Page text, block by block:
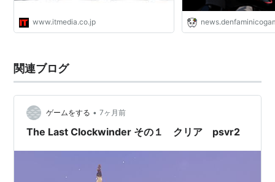
www.itmedia.co.jp
関連ブログ
ゲームをする • 7ヶ月前
The Last Clockwinder その１ クリア psvr2